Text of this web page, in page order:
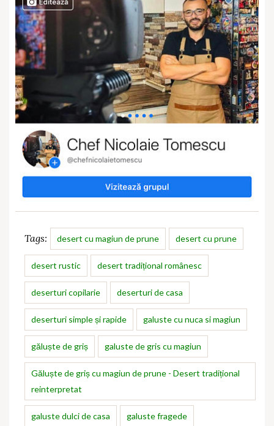
Tags: desert cu magiun de prune desert cu prune
desert rustic desert tradițional românesc
deserturi copilarie deserturi de casa
deserturi simple și rapide galuste cu nuca si magiun
găluște de griș galuste de gris cu magiun
Găluște de griș cu magiun de prune - Desert tradițional
reinterpretat
galuste dulci de casa galuste fragede